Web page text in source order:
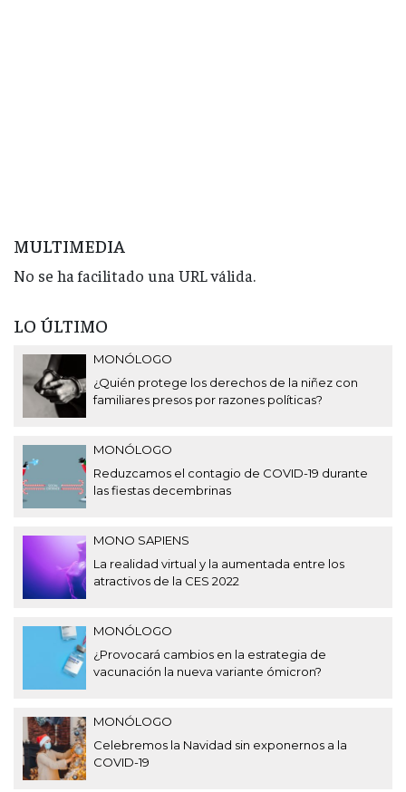
MULTIMEDIA
No se ha facilitado una URL válida.
LO ÚLTIMO
MONÓLOGO
¿Quién protege los derechos de la niñez con
familiares presos por razones políticas?
MONÓLOGO
Reduzcamos el contagio de COVID-19 durante
las fiestas decembrinas
MONO SAPIENS
La realidad virtual y la aumentada entre los
atractivos de la CES 2022
MONÓLOGO
¿Provocará cambios en la estrategia de
vacunación la nueva variante ómicron?
MONÓLOGO
Celebremos la Navidad sin exponernos a la
COVID-19